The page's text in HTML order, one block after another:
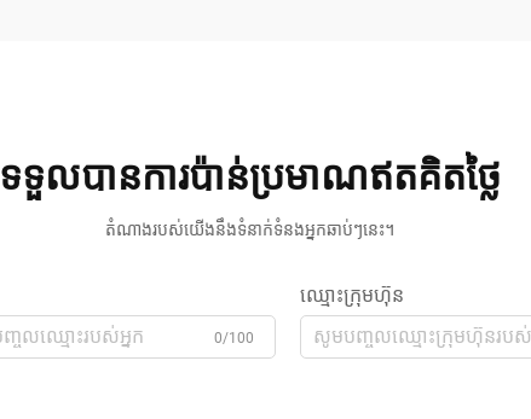
ទទួលបានការប៉ាន់ប្រមាណឥតគិតថ្លៃ
តំណាងរបស់យើងនឹងទំនាក់ទំនងអ្នកឆាប់ៗនេះ។
0/100
ឈ្មោះក្រុមហ៊ុន